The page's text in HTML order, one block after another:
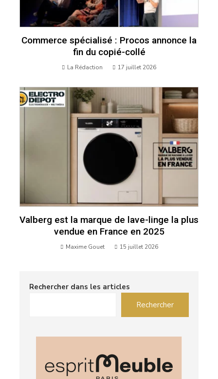
Commerce spécialisé : Procos annonce la
fin du copié-collé
La Rédaction 17 juillet 2026
Valberg est la marque de lave-linge la plus
vendue en France en 2025
Maxime Gouet 15 juillet 2026
Rechercher dans les articles
Rechercher